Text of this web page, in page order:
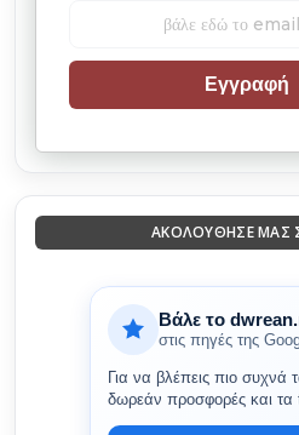
Εγγραφή
ΑΚΟΛΟΎΘΗΣΈ ΜΑΣ
Βάλε το
στις πηγές της
Για να βλέπεις πιο συχνά
δωρεάν προσφορές και τα